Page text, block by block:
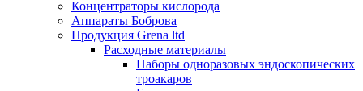
Концентраторы кислорода
Аппараты Боброва
Продукция Grena ltd
Расходные материалы
Наборы одноразовых эндоскопических
троакаров